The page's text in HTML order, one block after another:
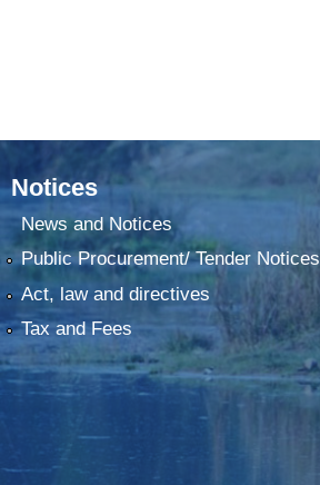
Notices
News and Notices
Public Procurement/ Tender Notices
Act, law and directives
Tax and Fees